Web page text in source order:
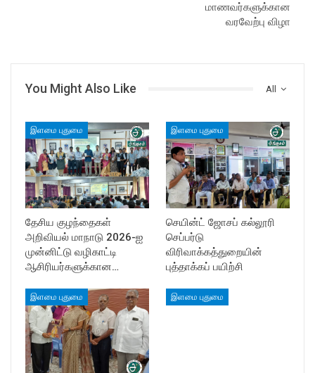
மாணவர்களுக்கான
வரவேற்பு விழா
All
You Might Also Like
இளமை புதுமை
தேசிய குழந்தைகள்
அறிவியல் மாநாடு 2026-ஐ
முன்னிட்டு வழிகாட்டி
ஆசிரியர்களுக்கான…
இளமை புதுமை
செயின்ட் ஜோசப் கல்லூரி
செப்பர்டு
விரிவாக்கத்துறையின்
புத்தாக்கப் பயிற்சி
இளமை புதுமை இளமை புதுமை